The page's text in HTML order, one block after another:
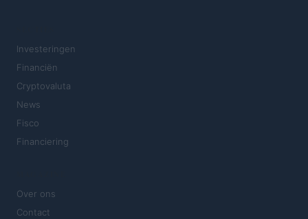
Investeringen
Financiën
Cryptovaluta
News
Fisco
Financiering
Over ons
Contact